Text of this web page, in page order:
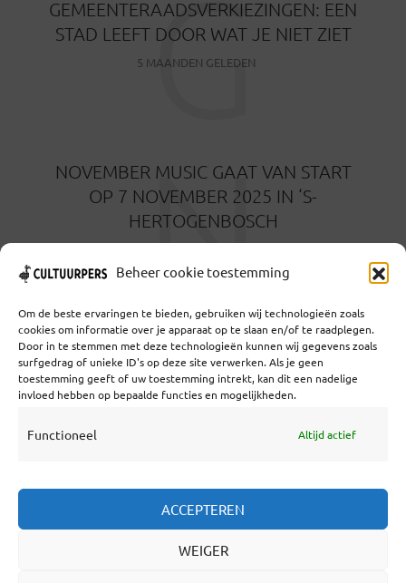
Beheer cookie toestemming
Om de beste ervaringen te bieden, gebruiken wij technologieën zoals
cookies om informatie over je apparaat op te slaan en/of te raadplegen.
Door in te stemmen met deze technologieën kunnen wij gegevens zoals
surfgedrag of unieke ID's op deze site verwerken. Als je geen
toestemming geeft of uw toestemming intrekt, kan dit een nadelige
invloed hebben op bepaalde functies en mogelijkheden.
Functioneel Altijd actief
ACCEPTEREN
WEIGER
GEMEENTERAADSVERKIEZINGEN: EEN
STAD LEEFT DOOR WAT JE NIET ZIET
5 MAANDEN GELEDEN
G
NOVEMBER MUSIC GAAT VAN START
OP 7 NOVEMBER 2025 IN ‘S-
HERTOGENBOSCH
N
Coöperatief Cultureel Persbureau U.A. | Salzburg 29 |
3524KS Utrecht | KvK: 55573592 |Btw: